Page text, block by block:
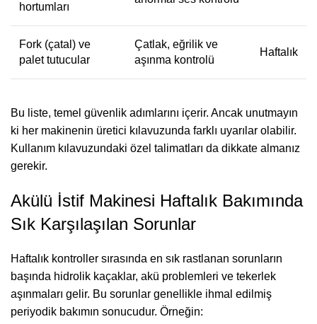
hortumları
Fork (çatal) ve
palet tutucular
Çatlak, eğrilik ve
aşınma kontrolü
Haftalık
Bu liste, temel güvenlik adımlarını içerir. Ancak unutmayın
ki her makinenin üretici kılavuzunda farklı uyarılar olabilir.
Kullanım kılavuzundaki özel talimatları da dikkate almanız
gerekir.
Akülü İstif Makinesi Haftalık Bakımında
Sık Karşılaşılan Sorunlar
Haftalık kontroller sırasında en sık rastlanan sorunların
başında hidrolik kaçaklar, akü problemleri ve tekerlek
aşınmaları gelir. Bu sorunlar genellikle ihmal edilmiş
periyodik bakımın sonucudur. Örneğin: